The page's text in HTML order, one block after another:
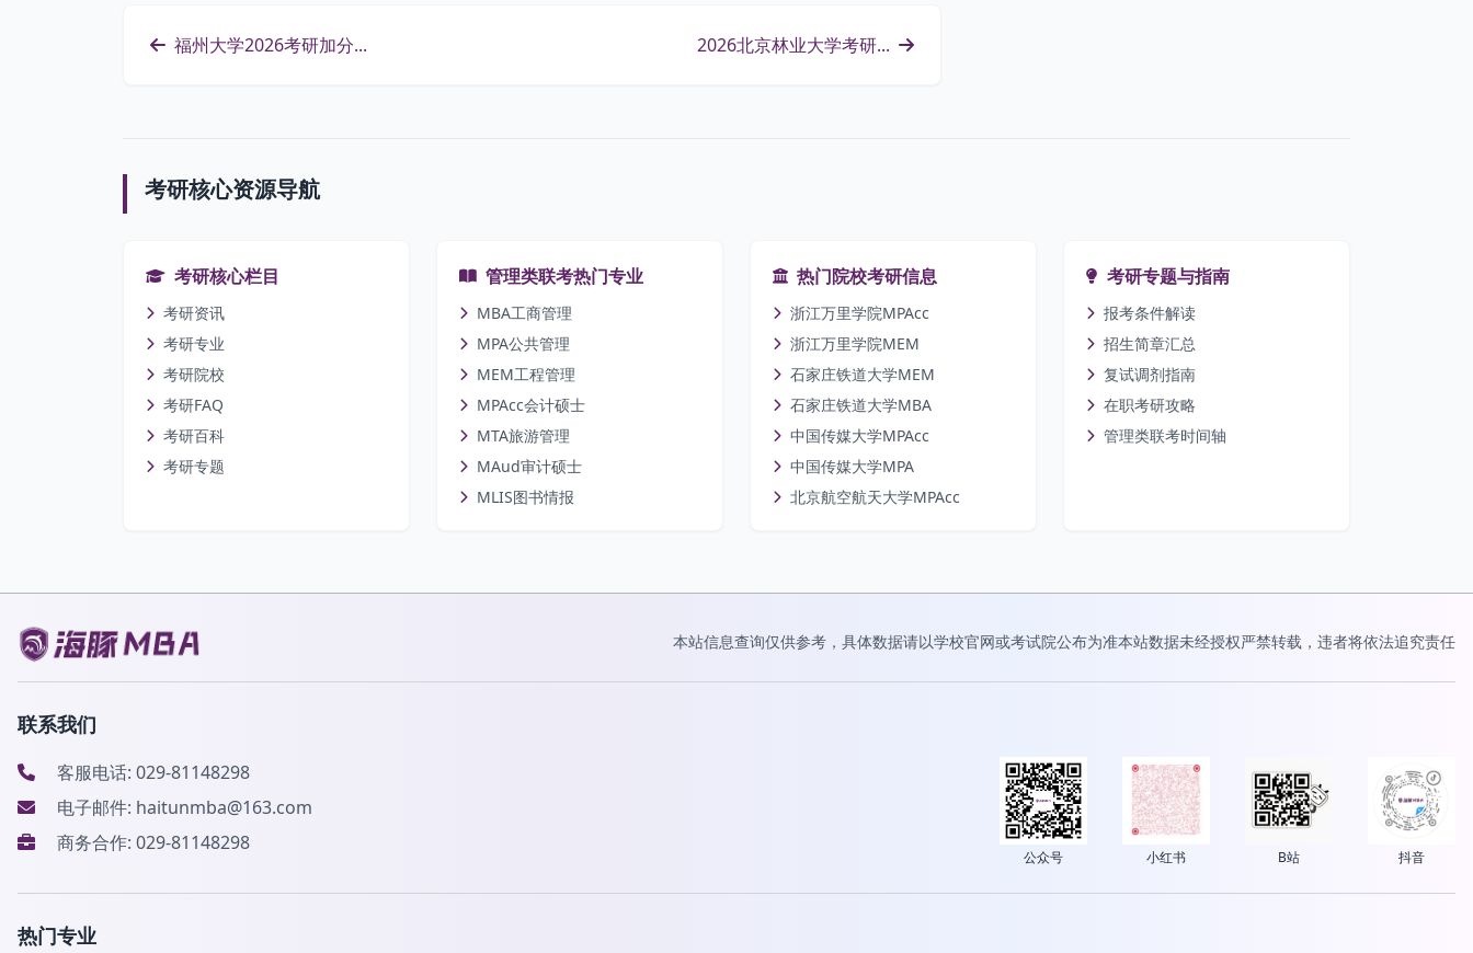
福州大学2026考研加分... 2026北京林业大学考研...
考研核心资源导航
考研核心栏目
考研资讯
考研专业
考研院校
考研FAQ
考研百科
考研专题
管理类联考热门专业
MBA工商管理
MPA公共管理
MEM工程管理
MPAcc会计硕士
MTA旅游管理
MAud审计硕士
MLIS图书情报
热门院校考研信息
浙江万里学院MPAcc
浙江万里学院MEM
石家庄铁道大学MEM
石家庄铁道大学MBA
中国传媒大学MPAcc
中国传媒大学MPA
北京航空航天大学MPAcc
考研专题与指南
报考条件解读
招生简章汇总
复试调剂指南
在职考研攻略
管理类联考时间轴
本站信息查询仅供参考，具体数据请以学校官网或考试院公布为准本站数据未经授权严禁转载，违者将依法追究责任
联系我们
客服电话: 029-81148298
电子邮件: haitunmba@163.com
商务合作: 029-81148298
公众号 小红书 B站 抖音
热门专业